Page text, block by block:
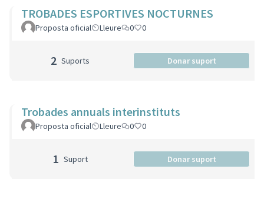
TROBADES ESPORTIVES NOCTURNES
Proposta oficial Lleure 0 0
2 Suports Donar suport
Trobades annuals interinstituts
Proposta oficial Lleure 0 0
1 Suport Donar suport